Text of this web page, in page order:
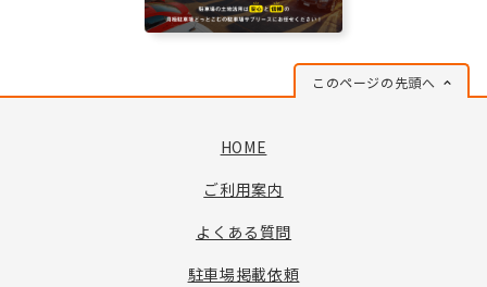
このページの先頭へ
HOME
ご利用案内
よくある質問
駐車場掲載依頼